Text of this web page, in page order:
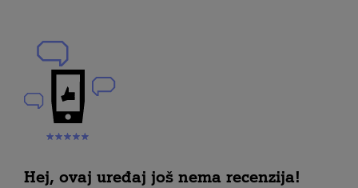
Hej, ovaj uređaj još nema recenzija!